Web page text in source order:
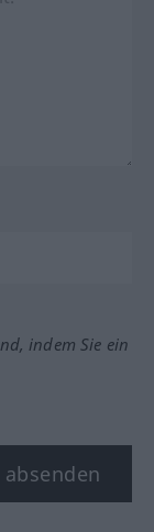
indem Sie ein
absenden